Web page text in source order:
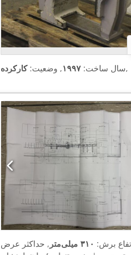
سال ساخت: ۱۹۹۷, وضعیت:کارکرده ,
برش: ۳۱۰ میلی‌متر
, حداکثر عرض